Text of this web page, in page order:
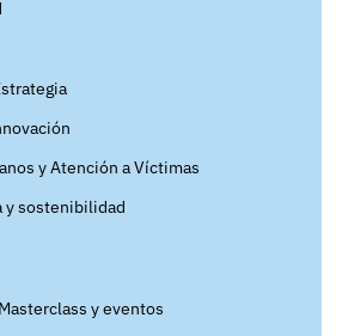
y Atención a Víctimas
y sostenibilidad
y eventos